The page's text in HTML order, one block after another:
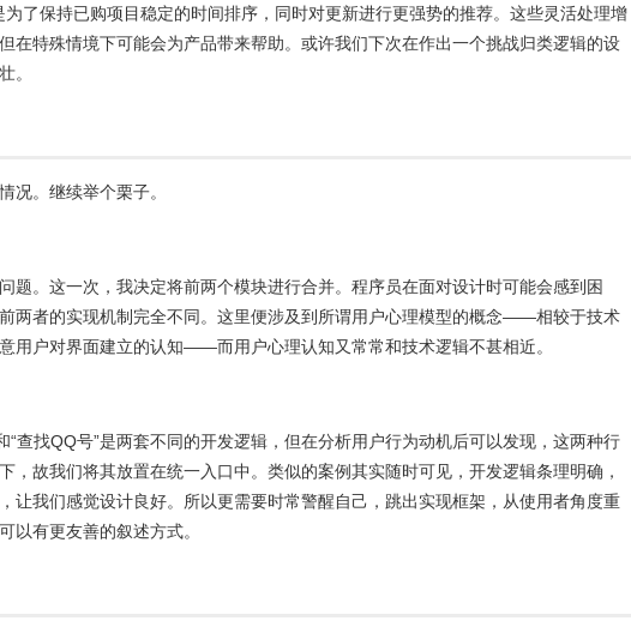
了保持已购项目稳定的时间排序，同时对更新进行更强势的推荐。这些灵活处理增
在特殊情境下可能会为产品带来帮助。或许我们下次在作出一个挑战归类逻辑的设
。
况。继续举个栗子。
题。这一次，我决定将前两个模块进行合并。程序员在面对设计时可能会感到困
两者的实现机制完全不同。这里便涉及到所谓用户心理模型的概念——相较于技术
用户对界面建立的认知——而用户心理认知又常常和技术逻辑不甚相近。
“查找QQ号”是两套不同的开发逻辑，但在分析用户行为动机后可以发现，这两种行
，故我们将其放置在统一入口中。类似的案例其实随时可见，开发逻辑条理明确，
让我们感觉设计良好。所以更需要时常警醒自己，跳出实现框架，从使用者角度重
以有更友善的叙述方式。